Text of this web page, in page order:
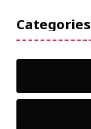
Categories